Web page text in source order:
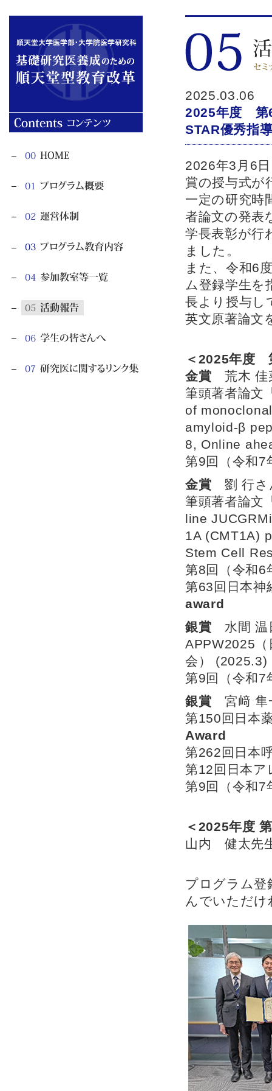
2025.03.06
2025年度 第
STAR優秀指
2026年3月6
賞の授与式が
一定の研究時
者論文の発表
学長表彰が行
ました。
また、令和6
ム登録学生を
長より授与し
英文原著論文
＜2025年度
金賞 荒木 佳
筆頭著者論
of
amyloid-β
8, Online
第9回（令和
金賞 劉 行さ
筆頭著者論
line
1A (CMT1A)
Stem Cell
第8回（令和6
第63回日本神
award
銀賞 水間 温
APPW2025（
会） (2025.3)
第9回（令和7
銀賞 宮﨑 隼
第150回日本
Award
第262回日本
第12回日本
第9回（令和7
＜2025年度
山内 健太先
プログラム登
んでいただ